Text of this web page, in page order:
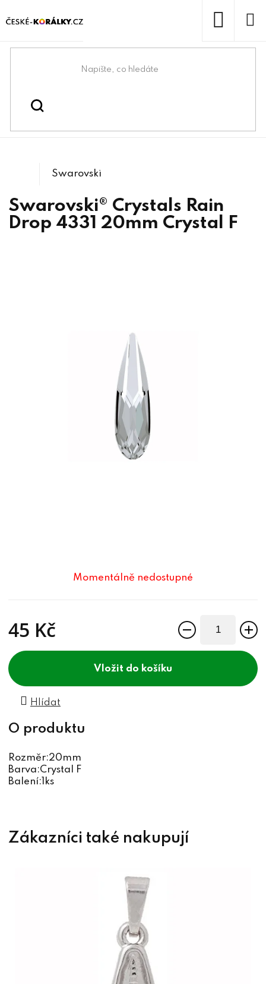
na
Domů
Swarovski® & lůžka
Tvarové kameny /
Momentálně nedostupné
45 Kč
do košíku
Hlídat
Swarovski® Crystals Rain
Drop 4331 20mm Crystal F
Swarovski
Rozměr:20mm
Barva:Crystal F
Balení:1ks